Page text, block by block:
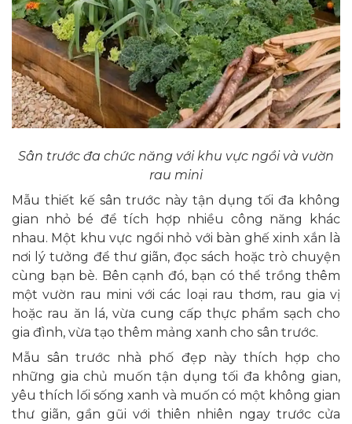
Sân trước đa chức năng với khu vực ngồi và vườn
rau mini
Mẫu thiết kế sân trước này tận dụng tối đa không
gian nhỏ bé để tích hợp nhiều công năng khác
nhau. Một khu vực ngồi nhỏ với bàn ghế xinh xắn là
nơi lý tưởng để thư giãn, đọc sách hoặc trò chuyện
cùng bạn bè. Bên cạnh đó, bạn có thể trồng thêm
một vườn rau mini với các loại rau thơm, rau gia vị
hoặc rau ăn lá, vừa cung cấp thực phẩm sạch cho
gia đình, vừa tạo thêm mảng xanh cho sân trước.
Mẫu sân trước nhà phố đẹp này thích hợp cho
những gia chủ muốn tận dụng tối đa không gian,
yêu thích lối sống xanh và muốn có một không gian
thư giãn, gần gũi với thiên nhiên ngay trước cửa